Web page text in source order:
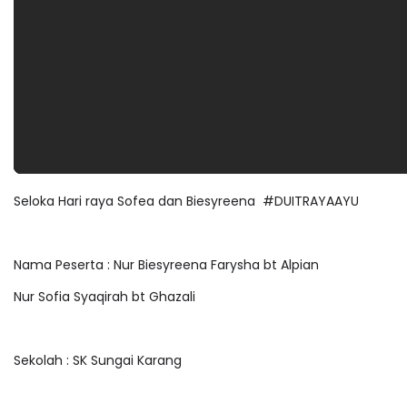
Seloka Hari raya Sofea dan Biesyreena #DUITRAYAAYU
Nama Peserta : Nur Biesyreena Farysha bt Alpian
Nur Sofia Syaqirah bt Ghazali
Sekolah : SK Sungai Karang